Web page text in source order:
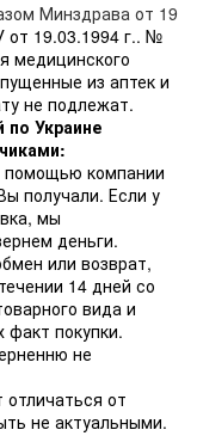
Минздрава от 19
от 19.03.1994 г.. №
медицинского
из аптек и
не подлежат.
Украине
помощью компании
получали. Если у
мы
деньги.
или возврат,
14 дней со
вида и
покупки.
не
от
не актуальными.